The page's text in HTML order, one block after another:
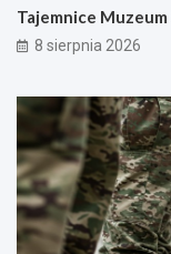
Tajemnice
8 sierpnia 2026